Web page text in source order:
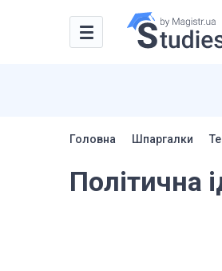
Головна Шпаргалки
Політична